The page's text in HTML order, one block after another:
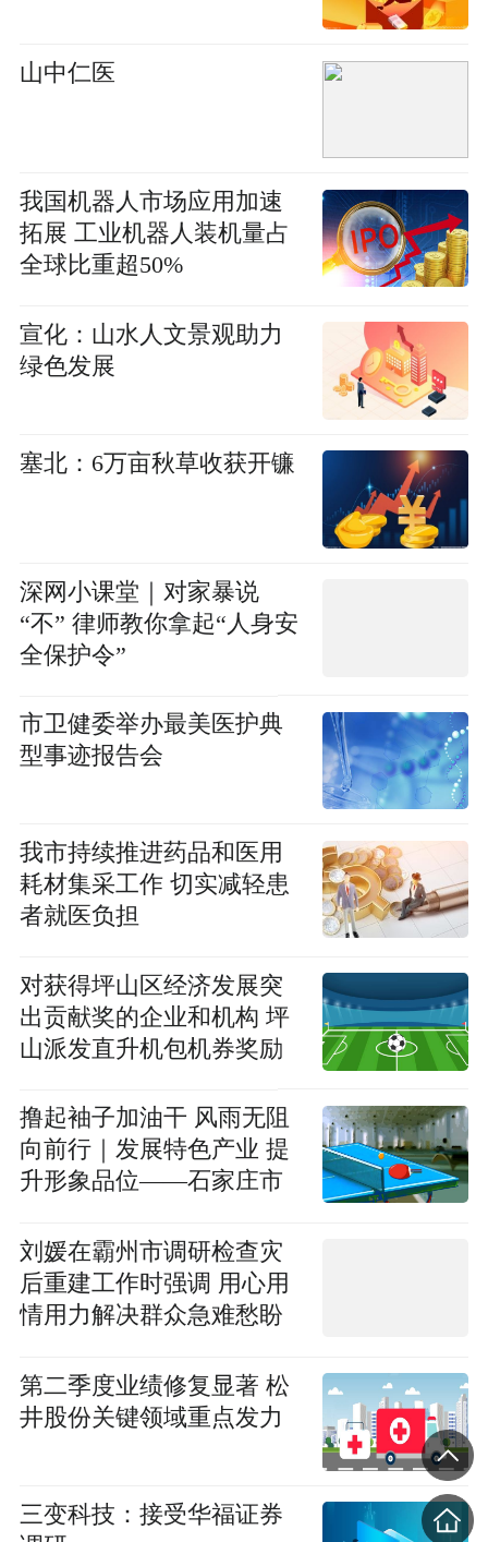
山中仁医
我国机器人市场应用加速
拓展 工业机器人装机量占
全球比重超50%
宣化：山水人文景观助力
绿色发展
塞北：6万亩秋草收获开镰
深网小课堂｜对家暴说
“不” 律师教你拿起“人身安
全保护令”
市卫健委举办最美医护典
型事迹报告会
我市持续推进药品和医用
耗材集采工作 切实减轻患
者就医负担
对获得坪山区经济发展突
出贡献奖的企业和机构 坪
山派发直升机包机券奖励
撸起袖子加油干 风雨无阻
向前行｜发展特色产业 提
升形象品位——石家庄市
刘媛在霸州市调研检查灾
后重建工作时强调 用心用
情用力解决群众急难愁盼
快复工复产
第二季度业绩修复显著 松
井股份关键领域重点发力
三变科技：接受华福证券